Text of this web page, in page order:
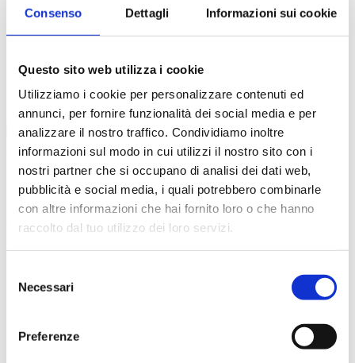
Consenso Dettagli Informazioni sui cookie
Questo sito web utilizza i cookie
Utilizziamo i cookie per personalizzare contenuti ed
annunci, per fornire funzionalità dei social media e per
analizzare il nostro traffico. Condividiamo inoltre
informazioni sul modo in cui utilizzi il nostro sito con i
nostri partner che si occupano di analisi dei dati web,
pubblicità e social media, i quali potrebbero combinarle
con altre informazioni che hai fornito loro o che hanno
raccolto dal tuo utilizzo dei loro servizi.
delNecessari
Preferenze
Consulta i Centri e gli Sportelli Asnor
Collabora
Proposte, Partnership e Patrocini
Contattaci
X
Accedi
Iuorio Katja Manuela
Orientatrice in formazione